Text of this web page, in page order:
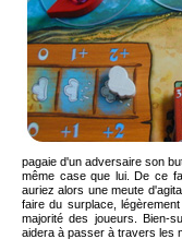
pagaie d'un adversaire son
même case que lui. De ce
auriez alors une meute
faire du surplace,
majorité des joueurs. Bien-
aidera à passer à travers les